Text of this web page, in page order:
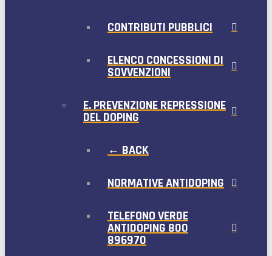
CONTRIBUTI PUBBLICI
ELENCO CONCESSIONI DI
SOVVENZIONI
E. PREVENZIONE REPRESSIONE
DEL DOPING
← BACK
NORMATIVE ANTIDOPING
TELEFONO VERDE
ANTIDOPING 800
896970